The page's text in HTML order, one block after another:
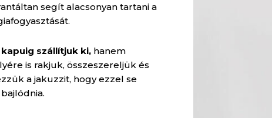
segít alacsonyan tartani a
szállítjuk ki, hanem
is rakjuk, összeszereljük és
a jakuzzit, hogy ezzel se